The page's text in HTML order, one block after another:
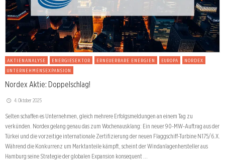
AKTIENANALYSE ENERGIESEKTOR ERNEUERBARE ENERGIEN EUROPA
NORDEX
UNTERNEHMENSEXPANSION
Nordex Aktie: Doppelschlag!
4. Oktober 2025
Selten schaffen es Unternehmen, gleich mehrere Erfolgsmeldungen an einem Tag zu
verkünden. Nordex gelang genau das zum Wochenausklang: Ein neuer 90-MW-Auftrag aus der
Türkei und die vorzeitige internationale Zertifizierung der neuen Flaggschiff-Turbine N175/6.X.
Während die Konkurrenz um Marktanteile kämpft, scheint der Windanlagenhersteller aus
Hamburg seine Strategie der globalen Expansion konsequent …